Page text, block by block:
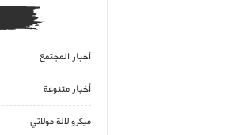
أخبار المجتمع
أخبار متنوعة
ميكرو لالة مولاتي